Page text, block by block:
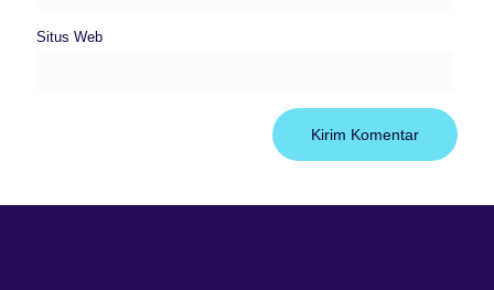
Situs Web